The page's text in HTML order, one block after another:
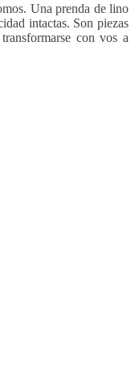
Una prenda de lino
intactas. Son piezas
con vos a